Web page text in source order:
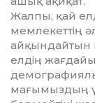
Жалпы, қай
мемлекеттің
айқындайтын
елдің
мағымыздың